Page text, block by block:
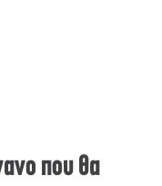
που θα